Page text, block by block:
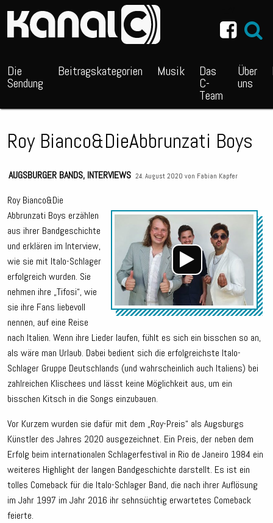
Die
Sendung
Beitragskategorien Musik Das
C-
Team
Über
uns
Roy Bianco&DieAbbrunzati Boys
AUGSBURGER BANDS, INTERVIEWS 24. August 2020 von Fabian Kapfer
Roy Bianco&Die
Abbrunzati Boys erzählen
aus ihrer Bandgeschichte
und erklären im Interview,
wie sie mit Italo-Schlager
erfolgreich wurden. Sie
nehmen ihre „Tifosi“, wie
sie ihre Fans liebevoll
nennen, auf eine Reise
nach Italien. Wenn ihre Lieder laufen, fühlt es sich ein bisschen so an,
als wäre man Urlaub. Dabei bedient sich die erfolgreichste Italo-
Schlager Gruppe Deutschlands (und wahrscheinlich auch Italiens) bei
zahlreichen Klischees und lässt keine Möglichkeit aus, um ein
bisschen Kitsch in die Songs einzubauen.
Vor Kurzem wurden sie dafür mit dem „Roy-Preis“ als Augsburgs
Künstler des Jahres 2020 ausgezeichnet. Ein Preis, der neben dem
Erfolg beim internationalen Schlagerfestival in Rio de Janeiro 1984 ein
weiteres Highlight der langen Bandgeschichte darstellt. Es ist ein
tolles Comeback für die Italo-Schlager Band, die nach ihrer Auflösung
im Jahr 1997 im Jahr 2016 ihr sehnsüchtig erwartetes Comeback
feierte.